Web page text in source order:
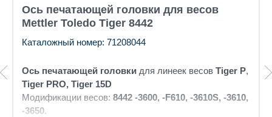
Ось печатающей головки для весов
Mettler Toledo Tiger 8442
Каталожный номер: 71208044
Ось печатающей головки для линеек весов Tiger P,
Tiger PRO, Tiger 15D
Модификации весов: 8442 -3600, -F610, -3610S, -3610,
-3650.